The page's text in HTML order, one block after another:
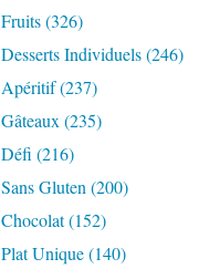
Fruits(326)
Desserts Individuels(246)
Apéritif(237)
Gâteaux (235)
Défi (216)
Sans Gluten (200)
Chocolat(152)
Plat Unique(140)